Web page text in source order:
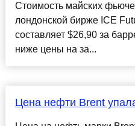
Стоимость майских
лондонской бирже ICE
составляет $26,90 за
ниже цены на за...
Цена нефти Brent